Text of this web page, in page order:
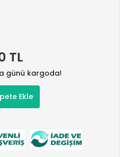
TL
günü kargoda!
Ekle